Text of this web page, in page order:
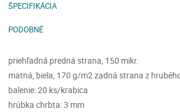
ŠPECIFIKÁCIA
PODOBNÉ
priehľadná predná strana, 150 mikr.
matná, biela, 170 g/m2 zadná strana z
balenie: 20 ks/krabica
hrúbka chrbta: 3 mm